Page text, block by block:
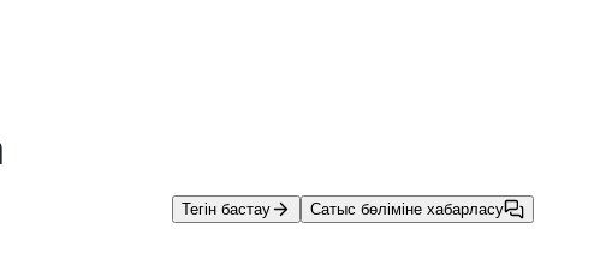
Тегін бастау Сатыс бөліміне хабарласу